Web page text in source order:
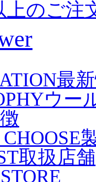
上のご注
最
ウー
取扱店舗